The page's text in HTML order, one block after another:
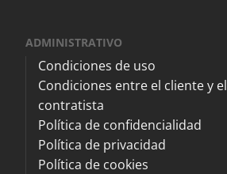
ADMINISTRATIVO
Condiciones de uso
Condiciones entre el cliente y el
contratista
Política de confidencialidad
Política de privacidad
Política de cookies